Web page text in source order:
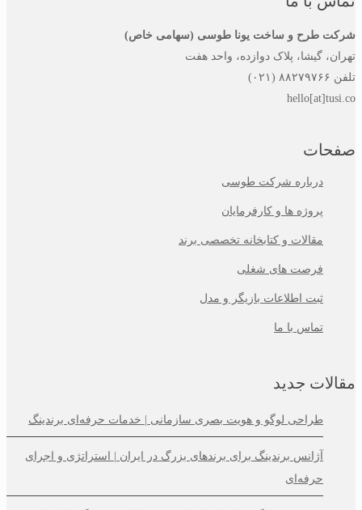
شرکت طرح و ساخت یونا طوسی (سهامی خاص)
تهران، گیشا، پلاک دوازده، واحد هفت
تلفن ۸۸۲۷۹۷۶۶ (۰۲۱)
hello[at]tusi.co
صفحات
درباره شرکت طوسی
پروژه ها و کارفرمایان
مقالات و کتابخانه تخصصی برند
فرصت های شغلی
ثبت اطلاعات بازیگر و مدل
تماس با ما
مقالات جدید
طراحی لوگو و هویت بصری سازمانی | خدمات حرفه‌ای برندینگ
آژانس برندینگ برای برندهای بزرگ در ایران | استراتژی و اجرای
حرفه‌ای